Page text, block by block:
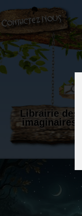
Librairie des
imaginaires